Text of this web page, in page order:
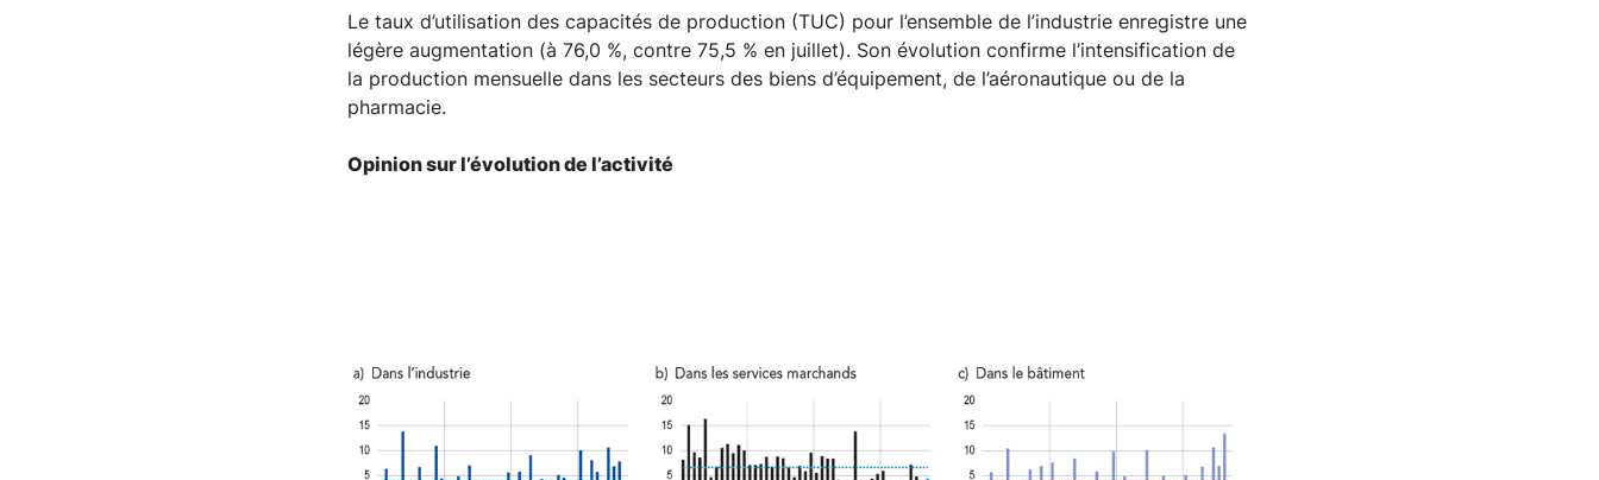
Le taux d’utilisation des capacités de production (TUC) pour l’ensemble de l’industrie enregistre une
légère augmentation (à 76,0 %, contre 75,5 % en juillet). Son évolution confirme l’intensification de
la production mensuelle dans les secteurs des biens d’équipement, de l’aéronautique ou de la
pharmacie.
Opinion sur l’évolution de l’activité